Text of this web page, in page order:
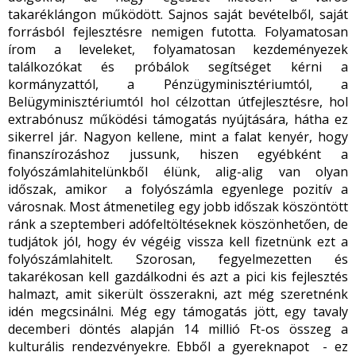
takaréklángon működött. Sajnos saját bevételből, saját
forrásból fejlesztésre nemigen futotta. Folyamatosan
írom a leveleket, folyamatosan kezdeményezek
találkozókat és próbálok segítséget kérni a
kormányzattól, a Pénzügyminisztériumtól, a
Belügyminisztériumtól hol célzottan útfejlesztésre, hol
extrabónusz működési támogatás nyújtására, hátha ez
sikerrel jár. Nagyon kellene, mint a falat kenyér, hogy
finanszírozáshoz jussunk, hiszen egyébként a
folyószámlahitelünkből élünk, alig-alig van olyan
időszak, amikor a folyószámla egyenlege pozitív a
városnak. Most átmenetileg egy jobb időszak köszöntött
ránk a szeptemberi adófeltöltéseknek köszönhetően, de
tudjátok jól, hogy év végéig vissza kell fizetnünk ezt a
folyószámlahitelt. Szorosan, fegyelmezetten és
takarékosan kell gazdálkodni és azt a pici kis fejlesztés
halmazt, amit sikerült összerakni, azt még szeretnénk
idén megcsinálni. Még egy támogatás jött, egy tavaly
decemberi döntés alapján 14 millió Ft-os összeg a
kulturális rendezvényekre. Ebből a gyereknapot - ez